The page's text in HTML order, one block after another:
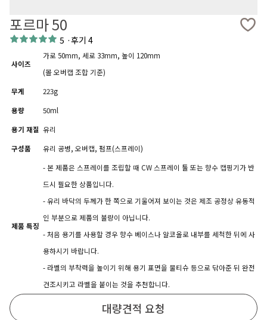
포르마 50
5 ·후기 4
사이즈
가로 50mm, 세로 33mm, 높이 120mm
(볼 오버캡 조합 기준)
무게
223g
용량
50ml
용기 재질 유리
구성품
유리 공병, 오버캡, 펌프(스프레이)
제품 특징
- 본 제품은 스프레이를 조립할 때 CW 스프레이 툴 또는 향수 캡핑기가 반
드시 필요한 상품입니다.
- 유리 바닥의 두께가 한 쪽으로 기울어져 보이는 것은 제조 공정상 유동적
인 부분으로 제품의 불량이 아닙니다.
- 처음 용기를 사용할 경우 향수 베이스나 알코올로 내부를 세척한 뒤에 사
용하시기 바랍니다.
- 라벨의 부착력을 높이기 위해 용기 표면을 물티슈 등으로 닦아준 뒤 완전
건조시키고 라벨을 붙이는 것을 추천합니다.
대량견적 요청